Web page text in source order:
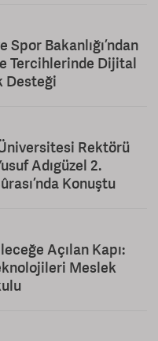
Spor Bakanlığı’ndan
Tercihlerinde Dijital
Desteği
Rektörü
Adıgüzel 2.
Konuştu
Açılan Kapı:
Meslek